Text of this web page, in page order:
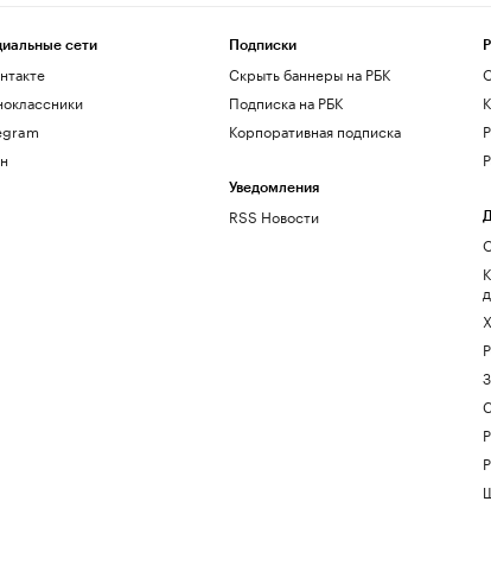
сети Подписки
Скрыть баннеры на РБК
Подписка на РБК
Корпоративная подписка
Уведомления
RSS Новости